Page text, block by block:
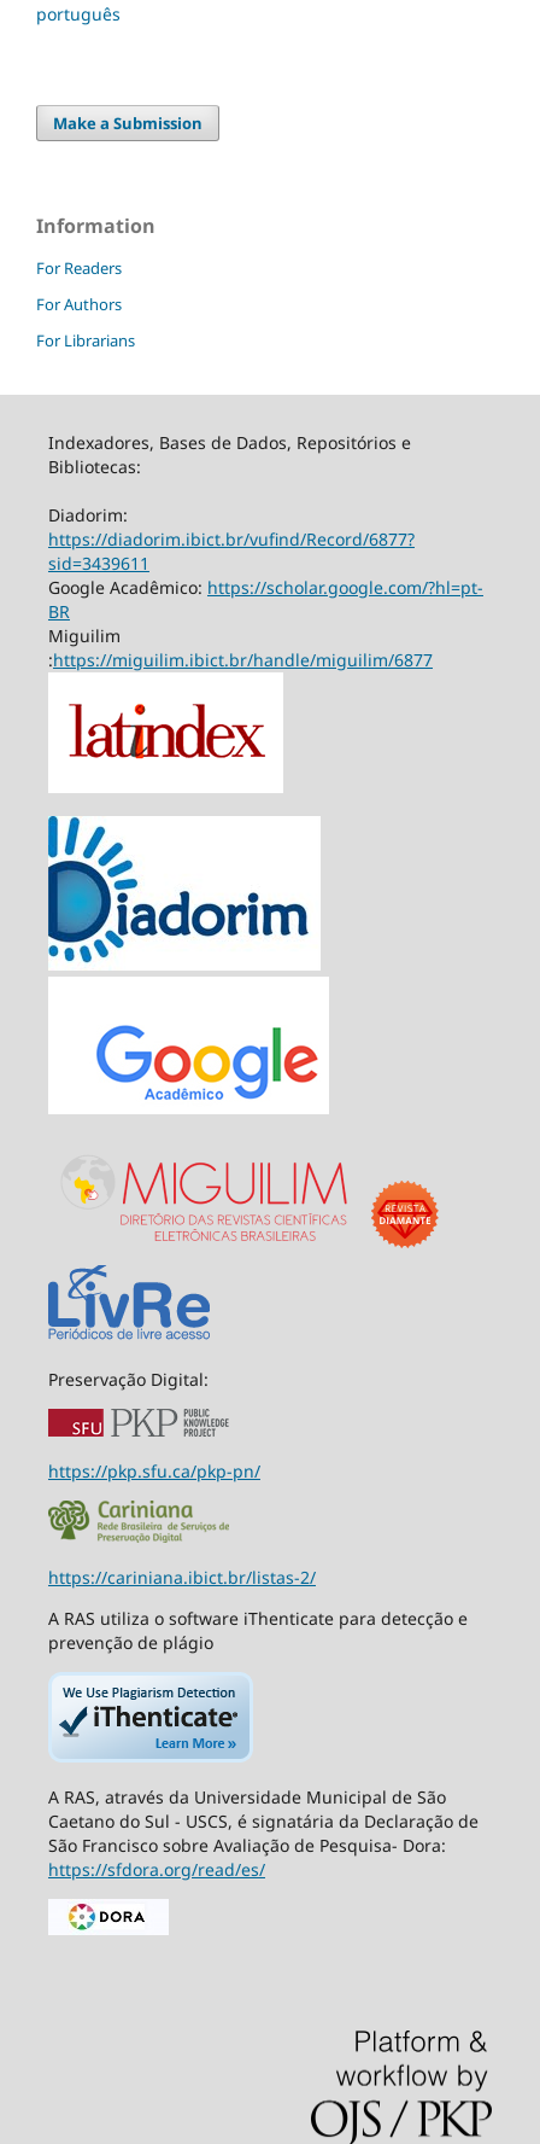
português
Make a Submission
Information
For Readers
For Authors
For Librarians
Indexadores, Bases de Dados, Repositórios e
Bibliotecas:
Diadorim:
https://diadorim.ibict.br/vufind/Record/6877?
sid=3439611
Google Acadêmico: https://scholar.google.com/?hl=pt-
BR
Miguilim
:https://miguilim.ibict.br/handle/miguilim/6877
Preservação Digital:
https://pkp.sfu.ca/pkp-pn/
https://cariniana.ibict.br/listas-2/
A RAS utiliza o software iThenticate para detecção e
prevenção de plágio
A RAS, através da Universidade Municipal de São
Caetano do Sul - USCS, é signatária da Declaração de
São Francisco sobre Avaliação de Pesquisa- Dora:
https://sfdora.org/read/es/